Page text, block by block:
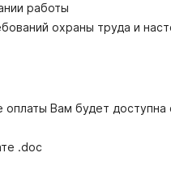
работы
охраны труда и
Вам будет доступна
.doc